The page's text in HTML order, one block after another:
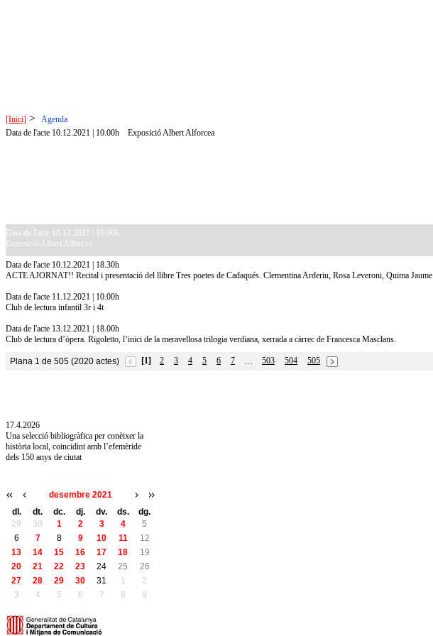
[Inici] > Agenda
Data de l'acte 10.12.2021 | 10.00h
Exposició Albert Alforcea
Data de l'acte 10.12.2021 | 10.00h
Exposició Albert Alforcea
Data de l'acte 10.12.2021 | 18.30h
ACTE AJORNAT!! Recital i presentació del llibre Tres poetes de Cadaqués. Clementina Arderiu, Rosa Leveroni, Quima Jaume
Data de l'acte 11.12.2021 | 10.00h
Club de lectura infantil 3r i 4t
Data de l'acte 13.12.2021 | 18.00h
Club de lectura d’òpera. Rigoletto, l’inici de la meravellosa trilogia verdiana, xerrada a càrrec de Francesca Masclans.
Plana 1 de 505 (2020 actes) [1] 2 3 4 5 6 7 … 503 504
505
17.4.2026
Una selecció bibliogràfica per conèixer la
història local, coincidint amb l’efemèride
dels 150 anys de ciutat
desembre 2021
dl.
dt. dc. dj. dv. ds.
dg.
29
30 1 2 3 4
5
6
7 8 9 10 11
12
13
14 15 16 17 18
19
20
21 22 23 24 25
26
27
28 29 30 31 1
2
3
4 5 6 7 8 9